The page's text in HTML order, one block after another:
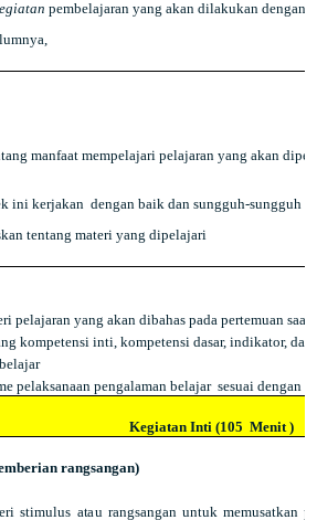
pembelajaran yang akan dilakukan dengan
manfaat mempelajari pelajaran yang akan
ini kerjakan dengan baik dan sungguh-sungguh
tentang materi yang dipelajari
pelajaran yang akan dibahas pada pertemuan saat
kompetensi inti, kompetensi dasar, indikator,
pelaksanaan pengalaman belajar sesuai dengan
Kegiatan Inti (105 Menit )
rangsangan)
eri stimulus atau rangsangan untuk memusatkan p